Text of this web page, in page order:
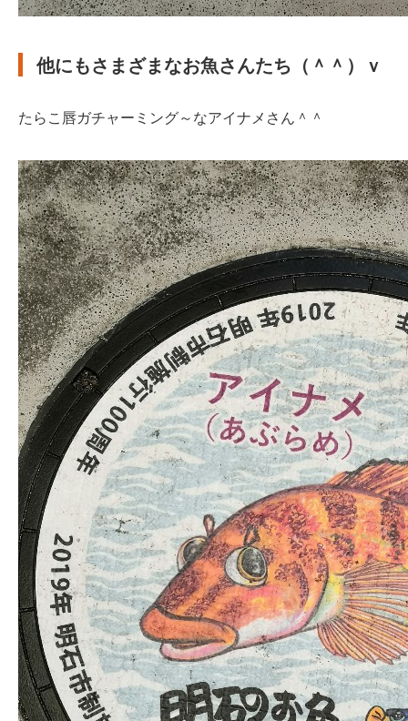
他にもさまざまなお魚さんたち（＾＾）ｖ
たらこ唇ガチャーミング～なアイナメさん＾＾